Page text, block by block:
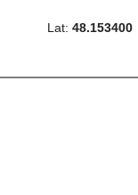
Lat: 48.153400